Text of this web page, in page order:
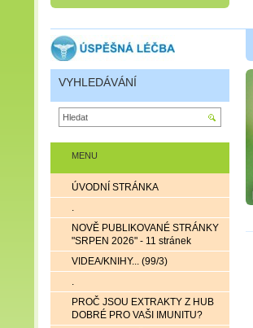
MENU
ÚVODNÍ STRÁNKA
.
NOVĚ PUBLIKOVANÉ STRÁNKY
"SRPEN 2026" - 11 stránek
VIDEA/KNIHY... (99/3)
.
PROČ JSOU EXTRAKTY Z HUB
DOBRÉ PRO VAŠI IMUNITU?
VYHLEDÁVÁNÍ